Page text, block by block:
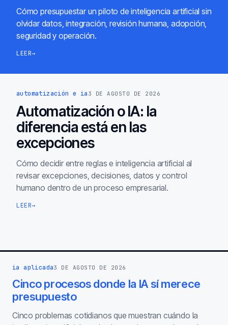
Cómo presupuestar un piloto de inteligencia artificial sin
olvidar datos, integración, revisión humana, adopción,
seguridad y operación.
LEER→
automatización e ia 3 DE AGOSTO DE 2026
Automatización o IA: la
diferencia está en las
excepciones
Cómo decidir entre reglas e inteligencia artificial al
revisar excepciones, decisiones, datos y control
humano dentro de un proceso empresarial.
LEER→
ia aplicada3 DE AGOSTO DE 2026
Cinco procesos donde la IA sí merece
presupuesto
Cinco problemas cotidianos que muestran cuándo la